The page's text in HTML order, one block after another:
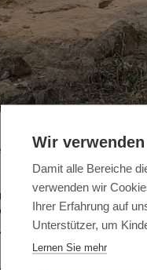
und Mitarbeitern
geholfen werden muss.
verwandeln
für
In diesen Zeiten
Wir
Damit alle Bereiche
verwenden wir
Ihrer Erfahrung auf
Unterstützer, um
Lernen Sie mehr